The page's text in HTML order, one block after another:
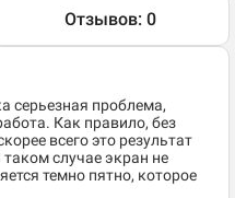
Отзывов: 0
серьезная проблема,
Как правило, без
всего это результат
случае экран не
темно пятно, которое